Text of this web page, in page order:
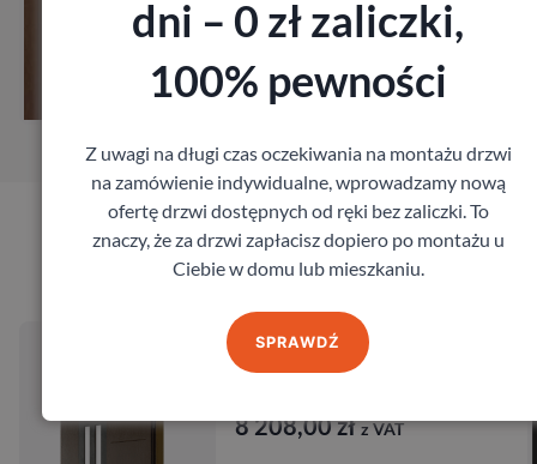
Zobacz
Zamów pomiar
Produkty marki Barański
Drzwi BARAŃSKI PRESTIGE
DB 450
8 208,00zł z VAT
dni – 0 zł zaliczki,
100% pewności
Z uwagi na długi czas oczekiwania na montażu drzwi
na zamówienie indywidualne, wprowadzamy nową
ofertę drzwi dostępnych od ręki bez zaliczki. To
znaczy, że za drzwi zapłacisz dopiero po montażu u
Ciebie w domu lub mieszkaniu.
SPRAWDŹ